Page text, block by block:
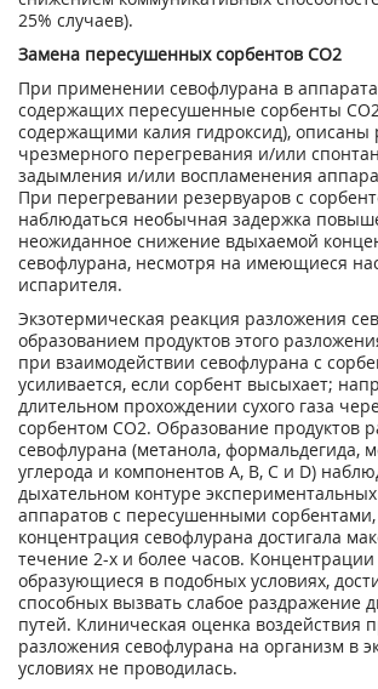
25% случаев).
Замена пересушенных сорбентов СО2
При применении севофлурана в
содержащих пересушенные сорбенты СО
содержащими калия гидроксид), описаны
чрезмерного перегревания и/или
задымления и/или воспламенения
При перегревании резервуаров с
наблюдаться необычная задержка
неожиданное снижение вдыхаемой
севофлурана, несмотря на имеющиеся
испарителя.
Экзотермическая реакция разложения
образованием продуктов этого
при взаимодействии севофлурана с
усиливается, если сорбент высыхает;
длительном прохождении сухого газа
сорбентом СО2. Образование продуктов
севофлурана (метанола, формальдегида,
углерода и компонентов А, В, С и D)
дыхательном контуре
аппаратов с пересушенными сорбентами,
концентрация севофлурана достигала
течение 2-х и более часов.
образующиеся в подобных условиях,
способных вызвать слабое раздражение
путей. Клиническая оценка воздействия
разложения севофлурана на организм в
условиях не проводилась.